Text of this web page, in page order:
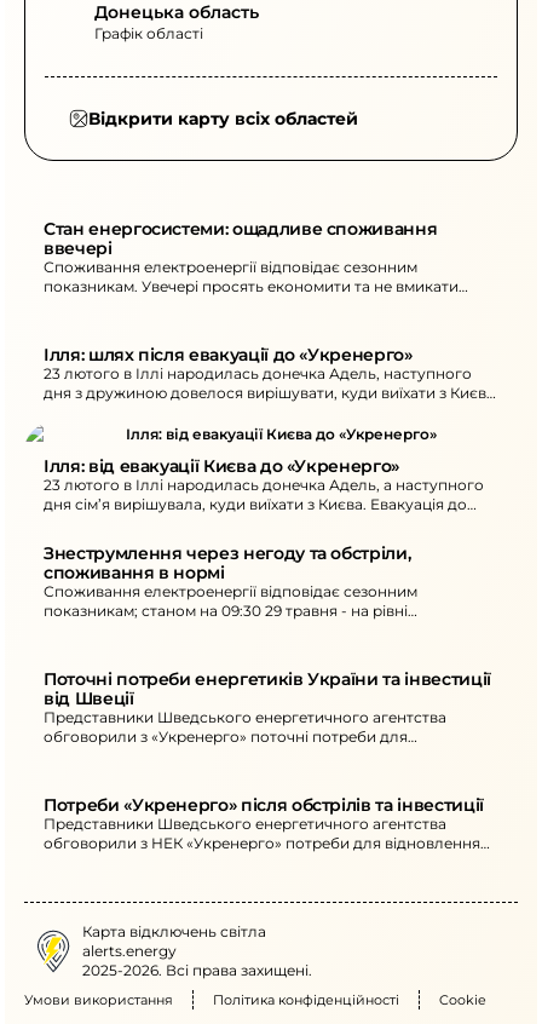
Донецька область
Графік області
Відкрити карту всіх областей
Стан енергосистеми: ощадливе споживання
ввечері
Споживання електроенергії відповідає сезонним
показникам. Увечері просять економити та не вмикати
областях.
Ілля: шлях після евакуації до «Укренерго»
23 лютого в Іллі народилась донечка Адель, наступного
дня з дружиною довелося вирішувати, куди виїхати з Києва
Ілля: від евакуації Києва до «Укренерго»
23 лютого в Іллі народилась донечка Адель, а наступного
дня сім’я вирішувала, куди виїхати з Києва. Евакуація до
стала опорою.
Знеструмлення через негоду та обстріли,
споживання в нормі
Споживання електроенергії відповідає сезонним
показникам; станом на 09:30 29 травня - на рівні
Поточні потреби енергетиків України та інвестиції
від Швеції
Представники Шведського енергетичного агентства
обговорили з «Укренерго» поточні потреби для
Потреби «Укренерго» після обстрілів та інвестиції
Представники Шведського енергетичного агентства
обговорили з НЕК «Укренерго» потреби для відновлення
Карта відключень світла
alerts.energy
2025-2026. Всі права захищені.
Умови використання Політика конфіденційності Cookie